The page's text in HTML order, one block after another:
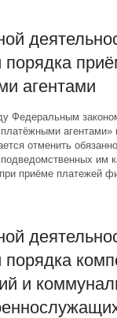
порядка
агентами
Федеральным
отменить
им
приёме платежей
порядка
и